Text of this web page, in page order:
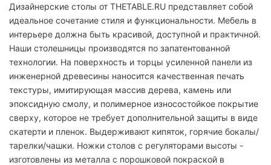
Дизайнерские столы от THETABLE.RU представляет собой
идеальное сочетание стиля и функциональности. Мебель в
интерьере должна быть красивой, доступной и практичной.
Наши столешницы производятся по запатентованной
технологии. На поверхность и торцы усиленной панели из
инженерной древесины наносится качественная печать
текстуры, имитирующая массив дерева, камень или
эпоксидную смолу, и полимерное износостойкое покрытие
сверху, которое не требует дополнительной защиты в виде
скатерти и пленок. Выдерживают кипяток, горячие бокалы/
тарелки/чашки. Ножки столов с регуляторами высоты -
изготовлены из металла с порошковой покраской в